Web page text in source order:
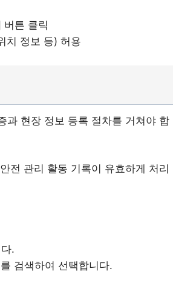
버튼 클릭
치 정보 등) 허용
과 현장 정보 등록 절차를 거쳐야 합
전 관리 활동 기록이 유효하게 처리
.
검색하여 선택합니다.